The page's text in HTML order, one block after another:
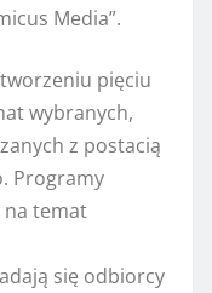
Media”.
pięciu
wybranych,
z postacią
Programy
na temat
się odbiorcy